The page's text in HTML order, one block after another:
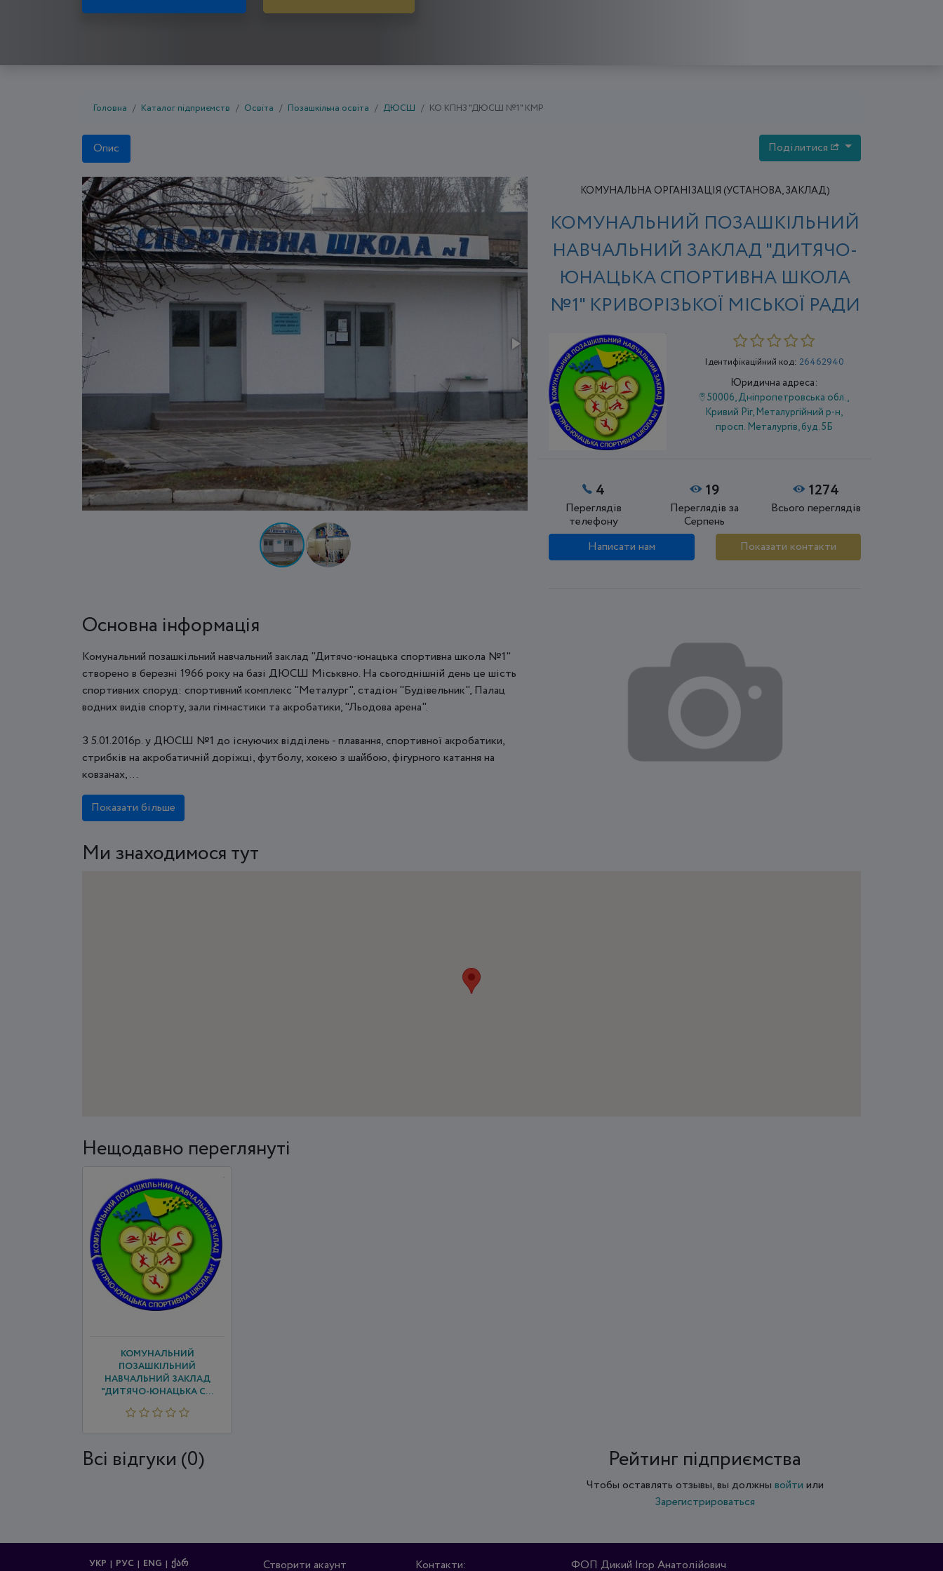
Головна Каталог підприємств Освіта Позашкільна освіта ДЮСШ КО КПНЗ "ДЮСШ №1" КМР
Опис Поділитися
КОМУНАЛЬНА ОРГАНІЗАЦІЯ (УСТАНОВА, ЗАКЛАД)
КОМУНАЛЬНИЙ ПОЗАШКІЛЬНИЙ
НАВЧАЛЬНИЙ ЗАКЛАД "ДИТЯЧО-
ЮНАЦЬКА СПОРТИВНА ШКОЛА
№1" КРИВОРІЗЬКОЇ МІСЬКОЇ РАДИ
Ідентифікаційний код: 26462940
Юридична адреса:
50006, Дніпропетровська обл.,
Кривий Ріг, Металургійний р-н,
просп. Металургів, буд. 5Б
4
Переглядів
телефону
19
Переглядів за
Серпень
1274
Всього переглядів
Написати нам Показати контакти
Основна інформація
Комунальний позашкільний навчальний заклад "Дитячо-юнацька спортивна школа №1"
створено в березні 1966 року на базі ДЮСШ Міськвно. На сьогоднішній день це шість
спортивних споруд: спортивний комплекс "Металург", стадіон "Будівельник", Палац
водних видів спорту, зали гімнастики та акробатики, "Льодова арена".
З 5.01.2016р. у ДЮСШ №1 до існуючих відділень - плавання, спортивної акробатики,
стрибків на акробатичній доріжці, футболу, хокею з шайбою, фігурного катання на
ковзанах, ...
Показати більше
Ми знаходимося тут
Нещодавно переглянуті
КОМУНАЛЬНИЙ
ПОЗАШКІЛЬНИЙ
НАВЧАЛЬНИЙ ЗАКЛАД
"ДИТЯЧО-ЮНАЦЬКА С...
Всi відгуки (0) Рейтинг підприємства
Чтобы оставлять отзывы, вы должны войти или
Зарегистрироваться
УКР РУС ENG ᲥᲐᲠ Створити акаунт Контакти: ФОП Дикий Ігор Анатолійович